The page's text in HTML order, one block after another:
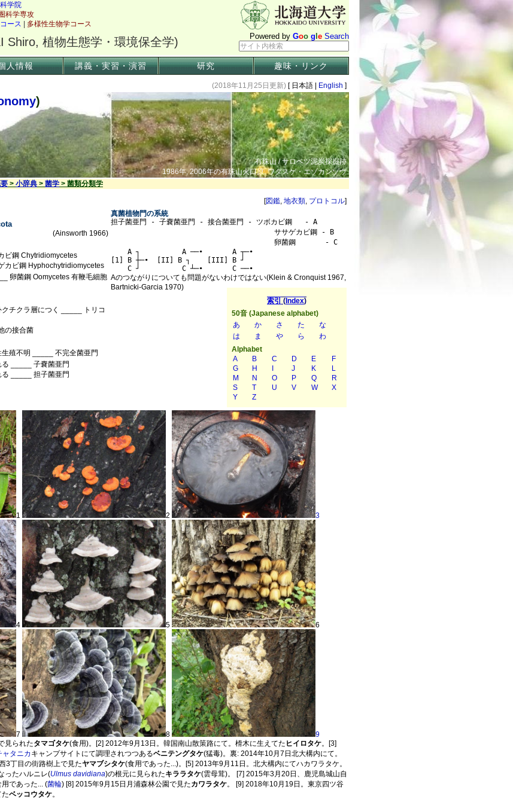
人情報 講義・実習・演習 研究 趣味・リンク
(2018年11月25日更新) [ 日本語 | English ]
)
有珠山 / サロベツ泥炭採掘跡
1986年, 2006年の有珠山火口原. ワタスゲ・エゾカンゾウ
> 小辞典 > 菌学 > 菌類分類学
[図鑑, 地衣類, プロトコル]
(Ainsworth 1966)
ビ鋼 Chytridiomycetes
カビ鋼 Hyphochytridiomycetes
卵菌鋼 Oomycetes 有鞭毛細胞
チクラ層につく _____ トリコ
の接合菌
殖不明 _____ 不完全菌亜門
_____ 子嚢菌亜門
_____ 担子菌亜門
真菌植物門の系統
担子菌亜門 - 子嚢菌亜門 - 接合菌亜門 - ツボカビ鋼   - A
                                       ササゲカビ鋼 - B
                                       卵菌鋼       - C
    A ┐          A ──•       A ┬─•
[1] B ┼─•  [II] B ┐    [III] B ┘
Aのつながりについても問題がないわけではない(Klein & Cronquist 1967,
Bartnicki-Garcia 1970)
1 2 3
4 5 6
7 8
9
見られたタマゴタケ(食用)。[2] 2012年9月13日。韓国南山散策路にて。榾木に生えてた ヒイロタケ。[3]
ャタニカ キャンプサイトにて調理されつつあるベニテングタケ(猛毒)。裏: 2014年10月7日北大構内にて。
3丁目の街路樹上で見たヤマブシタケ(食用であった...)。[5] 2013年9月11日。北大構内にてハカワラタケ。
ったハルニレ(Ulmus davidiana)の根元に見られたキララタケ(雲母茸)。 [7] 2015年3月20日、鹿児島城山自
であった... (菌輪) [8] 2015年9月15日月浦森林公園で見たカワラタケ。 [9] 2018年10月19日。東京四ツ谷
たベッコウタケ。